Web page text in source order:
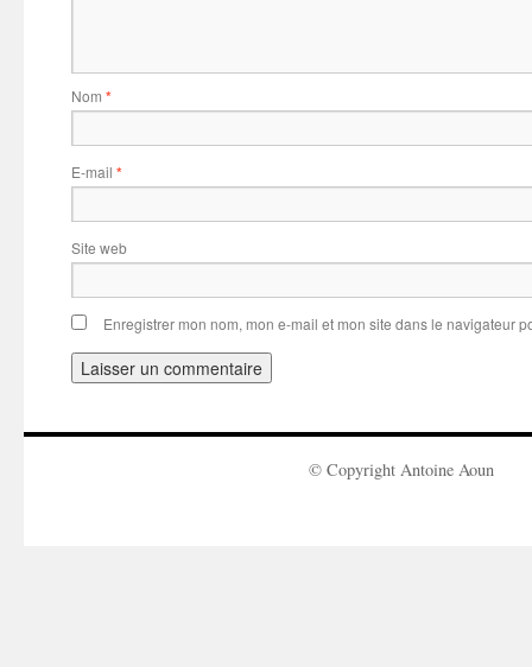
Nom *
E-mail *
Site web
Enregistrer mon nom, mon e-mail et mon site dans le navigateur
© Copyright Antoine Aoun